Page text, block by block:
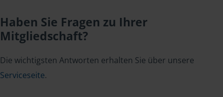
Haben Sie Fragen zu Ihrer
Mitgliedschaft?
Die wichtigsten Antworten erhalten Sie über unsere
Serviceseite.